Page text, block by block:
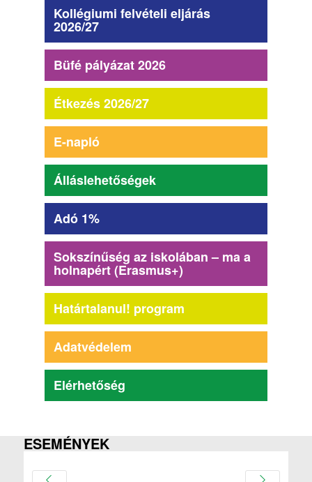
Kollégiumi felvételi eljárás
2026/27
Büfé pályázat 2026
Étkezés 2026/27
E-napló
Álláslehetőségek
Adó 1%
Sokszínűség az iskolában – ma a
holnapért (Erasmus+)
Határtalanul! program
Adatvédelem
Elérhetőség
ESEMÉNYEK